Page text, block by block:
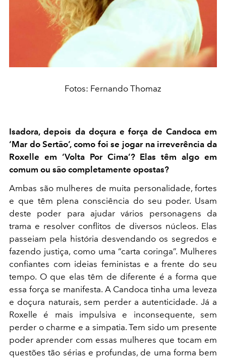
Fotos: Fernando Thomaz
Isadora, depois da doçura e força de Candoca em
‘Mar do Sertão’, como foi se jogar na irreverência da
Roxelle em ‘Volta Por Cima’? Elas têm algo em
comum ou são completamente opostas?
Ambas são mulheres de muita personalidade, fortes
e que têm plena consciência do seu poder. Usam
deste poder para ajudar vários personagens da
trama e resolver conflitos de diversos núcleos. Elas
passeiam pela história desvendando os segredos e
fazendo justiça, como uma “carta coringa”. Mulheres
confiantes com ideias feministas e a frente do seu
tempo. O que elas têm de diferente é a forma que
essa força se manifesta. A Candoca tinha uma leveza
e doçura naturais, sem perder a autenticidade. Já a
Roxelle é mais impulsiva e inconsequente, sem
perder o charme e a simpatia. Tem sido um presente
poder aprender com essas mulheres que tocam em
questões tão sérias e profundas, de uma forma bem